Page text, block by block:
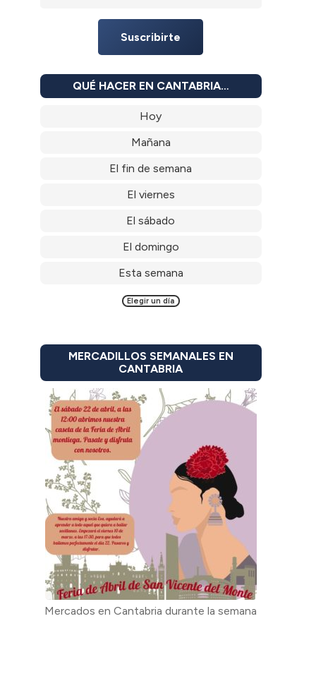
Suscribirte
QUÉ HACER EN CANTABRIA…
Hoy
Mañana
El fin de semana
El viernes
El sábado
El domingo
Esta semana
Elegir un día
MERCADILLOS SEMANALES EN
CANTABRIA
Mercados en Cantabria durante la semana